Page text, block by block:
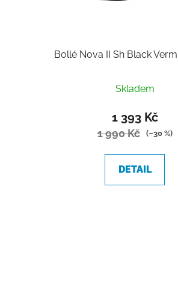
Bollé Nova II Sh Black
Skladem
1 393 Kč
1 990 Kč (–30 %)
DETAIL